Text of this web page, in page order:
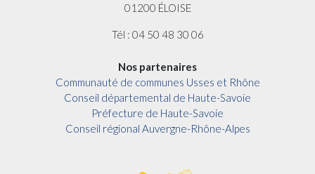
01200 ÉLOISE
Tél : 04 50 48 30 06
Nos partenaires
Communauté de communes Usses et Rhône
Conseil départemental de Haute-Savoie
Préfecture de Haute-Savoie
Conseil régional Auvergne-Rhône-Alpes